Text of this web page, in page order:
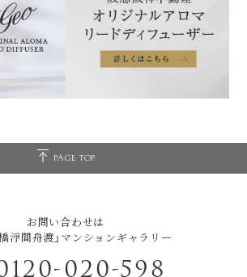
PAGE TOP
お問い合わせは
浮間舟渡」マンションギャラリー
020-598